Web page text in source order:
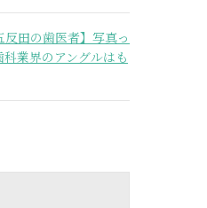
反田の歯医者】写真っ
業界のアングルはも